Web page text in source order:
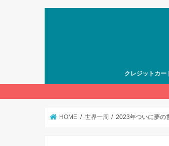
クレジットカー
HOME 世界一周 2023年ついに夢の